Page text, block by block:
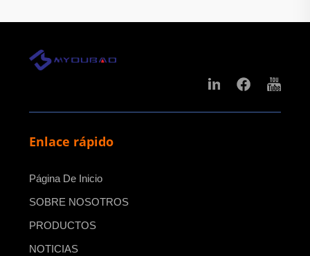
Enlace rápido
Página De Inicio
SOBRE NOSOTROS
PRODUCTOS
NOTICIAS